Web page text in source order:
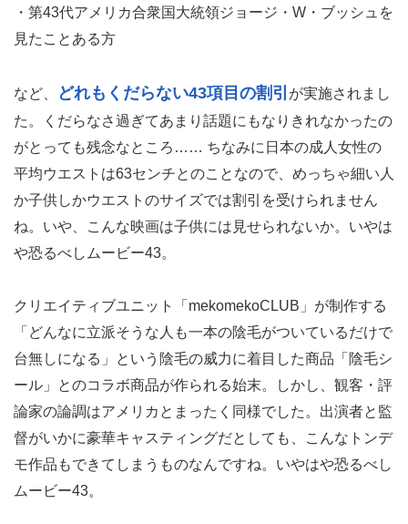
・第43代アメリカ合衆国大統領ジョージ・W・ブッシュを
見たことある方
など、 どれもくだらない43項目の割引 が実施されまし
た。くだらなさ過ぎてあまり話題にもなりきれなかったの
がとっても残念なところ…… ちなみに日本の成人女性の
平均ウエストは63センチとのことなので、めっちゃ細い人
か子供しかウエストのサイズでは割引を受けられません
ね。いや、こんな映画は子供には見せられないか。いやは
や恐るべしムービー43。
クリエイティブユニット「mekomekoCLUB」が制作する
「どんなに立派そうな人も一本の陰毛がついているだけで
台無しになる」という陰毛の威力に着目した商品「陰毛シ
ール」とのコラボ商品が作られる始末。しかし、観客・評
論家の論調はアメリカとまったく同様でした。出演者と監
督がいかに豪華キャスティングだとしても、こんなトンデ
モ作品もできてしまうものなんですね。いやはや恐るべし
ムービー43。